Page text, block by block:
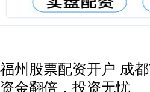
福州股票配资开户 成
资金翻倍，投资无忧